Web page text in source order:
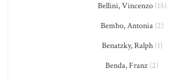
Bellini, Vincenzo(15)
Bembo, Antonia(2)
Benatzky, Ralph(1)
Benda, Franz (2)